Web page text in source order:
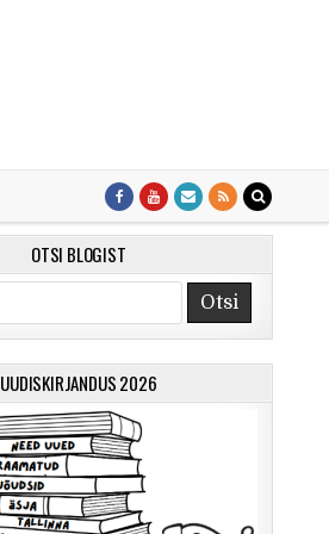
OTSI BLOGIST
UUDISKIRJANDUS 2026